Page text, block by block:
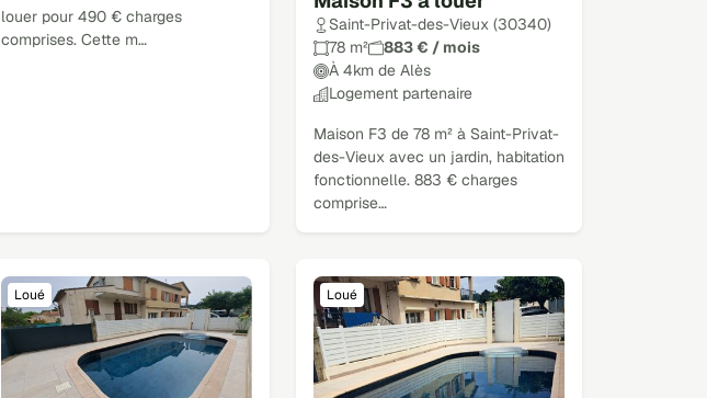
louer pour 490 € charges
comprises. Cette m…
Saint-Privat-des-Vieux (30340)
78 m²
883 € / mois
À 4km de Alès
Logement partenaire
Maison F3 de 78 m² à Saint-Privat-
des-Vieux avec un jardin, habitation
fonctionnelle. 883 € charges
comprise…
Loué Loué